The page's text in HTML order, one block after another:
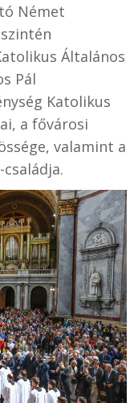
Német
Általános
Pál
Katolikus
a fővárosi
valamint a